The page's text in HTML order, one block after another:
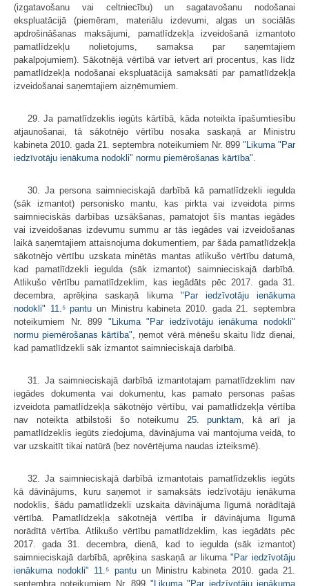
(izgatavošanu vai celtniecību) un sagatavošanu nodošanai
ekspluatācijā (piemēram, materiālu izdevumi, algas un sociālās
apdrošināšanas maksājumi, pamatlīdzekļa izveidošanā izmantoto
pamatlīdzekļu nolietojums, samaksa par saņemtajiem
pakalpojumiem). Sākotnējā vērtībā var ietvert arī procentus, kas līdz
pamatlīdzekļa nodošanai ekspluatācijā samaksāti par pamatlīdzekļa
izveidošanai saņemtajiem aizņēmumiem.
29. Ja pamatlīdzeklis iegūts kārtībā, kāda noteikta īpašumtiesību
atjaunošanai, tā sākotnējo vērtību nosaka saskaņā ar Ministru
kabineta 2010. gada 21. septembra noteikumiem Nr. 899 "Likuma "Par
iedzīvotāju ienākuma nodokli" normu piemērošanas kārtība"
30. Ja persona saimnieciskajā darbībā kā pamatlīdzekli iegulda
(sāk izmantot) personisko mantu, kas pirkta vai izveidota pirms
saimnieciskās darbības uzsākšanas, pamatojot šīs mantas iegādes
vai izveidošanas izdevumu summu ar tās iegādes vai izveidošanas
laikā saņemtajiem attaisnojuma dokumentiem, par šāda pamatlīdzekļa
sākotnējo vērtību uzskata minētās mantas atlikušo vērtību datumā,
kad pamatlīdzekli iegulda (sāk izmantot) saimnieciskajā darbībā.
Atlikušo vērtību pamatlīdzeklim, kas iegādāts pēc 2017. gada 31.
decembra, aprēķina saskaņā likuma "Par iedzīvotāju ienākuma
nodokli" 11.⁵ pantu un Ministru kabineta 2010. gada 21. septembra
noteikumiem Nr. 899 "Likuma "Par iedzīvotāju ienākuma nodokli"
normu piemērošanas kārtība" , ņemot vērā mēnešu skaitu līdz dienai,
kad pamatlīdzekli sāk izmantot saimnieciskajā darbībā.
31. Ja saimnieciskajā darbībā izmantotajam pamatlīdzeklim nav
iegādes dokumenta vai dokumentu, kas pamato personas pašas
izveidota pamatlīdzekļa sākotnējo vērtību, vai pamatlīdzekļa vērtība
nav noteikta atbilstoši šo noteikumu 25. punktam , kā arī ja
pamatlīdzeklis iegūts ziedojuma, dāvinājuma vai mantojuma veidā, to
var uzskaitīt tikai natūrā (bez novērtējuma naudas izteiksmē).
32. Ja saimnieciskajā darbībā izmantotais pamatlīdzeklis iegūts
kā dāvinājums, kuru saņemot ir samaksāts iedzīvotāju ienākuma
nodoklis, šādu pamatlīdzekli uzskaita dāvinājuma līgumā norādītajā
vērtībā. Pamatlīdzekļa sākotnējā vērtība ir dāvinājuma līgumā
norādītā vērtība. Atlikušo vērtību pamatlīdzeklim, kas iegādāts pēc
2017. gada 31. decembra, dienā, kad to iegulda (sāk izmantot)
saimnieciskajā darbībā, aprēķina saskaņā ar likuma"Par iedzīvotāju
ienākuma nodokli" 11.⁵ pantuun Ministru kabineta 2010. gada 21.
septembra noteikumiem Nr. 899 "Likuma "Par iedzīvotāju ienākuma